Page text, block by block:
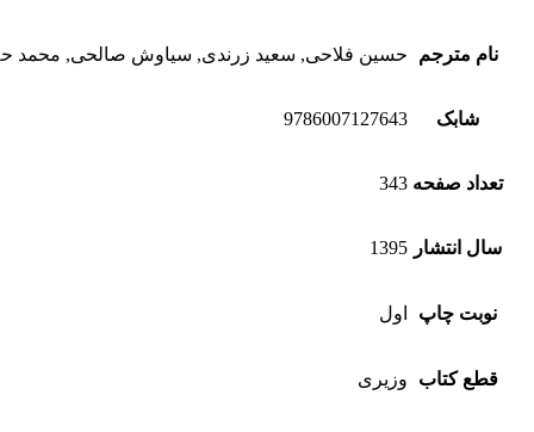
نام مترجم حسین فلاحی, سعید زرندی, سیاوش صالحی, محمد
شابک 9786007127643
تعداد صفحه 343
سال انتشار 1395
نوبت چاپ اول
قطع کتاب وزیری